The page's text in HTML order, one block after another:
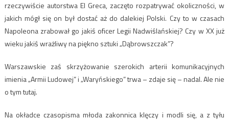
rzeczywiście autorstwa El Greca, zaczęto rozpatrywać okoliczności, w
jakich mógł się on był dostać aż do dalekiej Polski. Czy to w czasach
Napoleona zrabował go jakiś oficer Legii Nadwiślańskiej? Czy w XX już
wieku jakiś wrażliwy na piękno sztuki „Dąbrowszczak”?
Warszawskie zaś skrzyżowanie szerokich arterii komunikacyjnych
imienia „Armii Ludowej” i „Waryńskiego” trwa – zdaje się – nadal. Ale nie
o tym tutaj.
Na okładce czasopisma młoda zakonnica klęczy i modli się, a z tyłu